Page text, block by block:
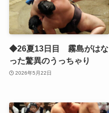
◆26夏13日目 霧島がはな
った驚異のうっちゃり
2026年5月22日